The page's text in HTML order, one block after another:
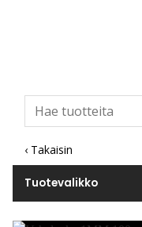
‹ Takaisin
Tuotevalikko